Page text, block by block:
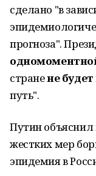
сделано "в
прогноза".
странене будет
путь".
Путин
жестких мер
эпидемия в